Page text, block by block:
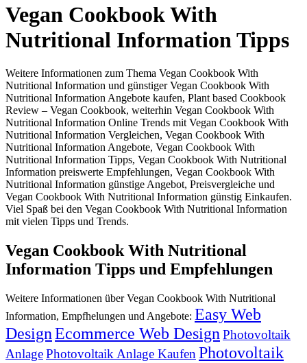
Vegan Cookbook With
Nutritional Information Tipps
Weitere Informationen zum Thema Vegan Cookbook With
Nutritional Information und günstiger Vegan Cookbook With
Nutritional Information Angebote kaufen, Plant based Cookbook
Review – Vegan Cookbook, weiterhin Vegan Cookbook With
Nutritional Information Online Trends mit Vegan Cookbook With
Nutritional Information Vergleichen, Vegan Cookbook With
Nutritional Information Angebote, Vegan Cookbook With
Nutritional Information Tipps, Vegan Cookbook With Nutritional
Information preiswerte Empfehlungen, Vegan Cookbook With
Nutritional Information günstige Angebot, Preisvergleiche und
Vegan Cookbook With Nutritional Information günstig Einkaufen.
Viel Spaß bei den Vegan Cookbook With Nutritional Information
mit vielen Tipps und Trends.
Vegan Cookbook With Nutritional
Information Tipps und Empfehlungen
Weitere Informationen über Vegan Cookbook With Nutritional
Information, Empfhelungen und Angebote: Easy Web
DesignEcommerce Web Design Photovoltaik
AnlagePhotovoltaik Anlage Kaufen Photovoltaik